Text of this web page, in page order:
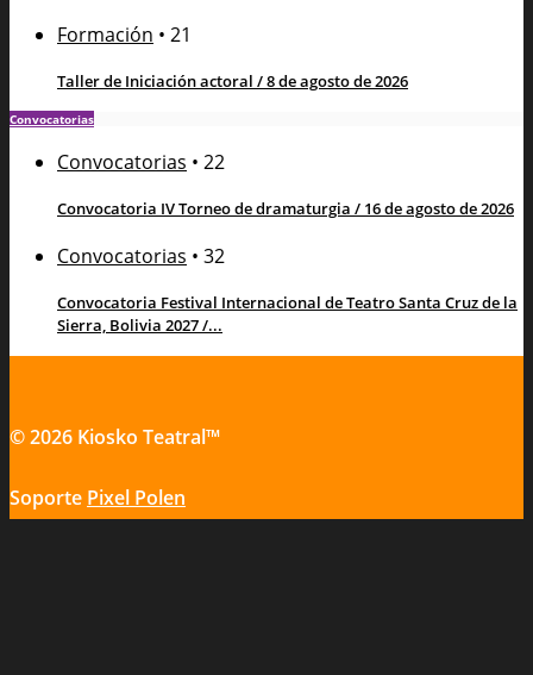
Formación • 21
Taller de Iniciación actoral / 8 de agosto de 2026
Convocatorias
Convocatorias • 22
Convocatoria IV Torneo de dramaturgia / 16 de agosto de 2026
Convocatorias • 32
Convocatoria Festival Internacional de Teatro Santa Cruz de la
Sierra, Bolivia 2027 /...
© 2026 Kiosko Teatral™
Soporte Pixel Polen